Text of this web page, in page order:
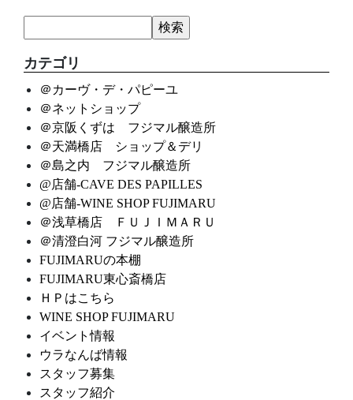
カテゴリ
＠カーヴ・デ・パピーユ
＠ネットショップ
＠京阪くずは フジマル醸造所
＠天満橋店 ショップ＆デリ
＠島之内 フジマル醸造所
@店舗-CAVE DES PAPILLES
@店舗-WINE SHOP FUJIMARU
＠浅草橋店 ＦＵＪＩＭＡＲＵ
＠清澄白河 フジマル醸造所
FUJIMARUの本棚
FUJIMARU東心斎橋店
ＨＰはこちら
WINE SHOP FUJIMARU
イベント情報
ウラなんば情報
スタッフ募集
スタッフ紹介